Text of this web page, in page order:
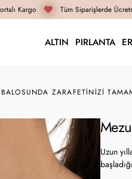
Kargo Tüm Siparişlerde
ALTIN PIRLANTA
ZARAFETINIZI
Uzun